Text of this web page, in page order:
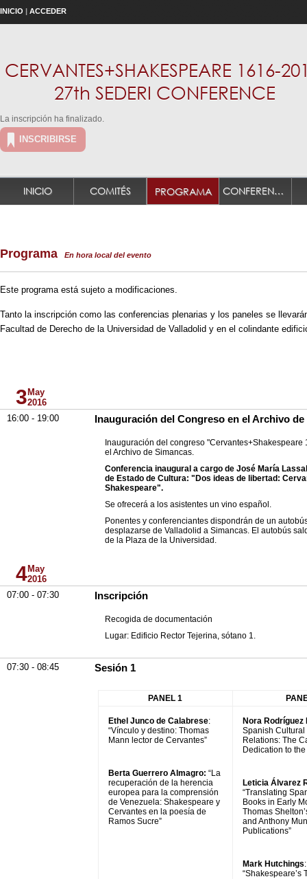
INICIO | ACCEDER
CERVANTES+SHAKESPEARE 1616-
27th SEDERI CONFERENCE
La inscripción ha finalizado.
INSCRIBIRSE
INICIO COMITÉS PROGRAMA CONFERENCIANTES PLENARIOS
Programa En hora local del evento
Este programa está sujeto a modificaciones.
Tanto la inscripción como las conferencias plenarias y los paneles se
Facultad de Derecho de la Universidad de Valladolid y en el colindante
3 May
2016
16:00 - 19:00
Inauguración del Congreso en el Archivo de
Inauguración del congreso "Cervantes+Shakespeare
el Archivo de Simancas.
Conferencia inaugural a cargo de José María
de Estado de Cultura: "Dos ideas de libertad:
Shakespeare".
Se ofrecerá a los asistentes un vino español.
Ponentes y conferenciantes dispondrán de un
desplazarse de Valladolid a Simancas. El autobús
de la Plaza de la Universidad.
4May
2016
07:00 - 07:30
Inscripción
Recogida de documentación
Lugar: Edificio Rector Tejerina, sótano 1.
07:30 - 08:45 Sesión 1
PANEL 1
Ethel Junco de Calabrese:
“Vínculo y destino: Thomas
Mann lector de Cervantes”
Berta Guerrero Almagro: “La
recuperación de la herencia
europea para la comprensión
de Venezuela: Shakespeare y
Cervantes en la poesía de
Ramos Sucre”
Nora Rodríguez
Spanish Cultural
Relations: The
Dedication to
Leticia Álvarez
“Translating
Books in Early
Thomas
and Anthony
Publications”
Mark Hutchings:
“Shakespeare’s